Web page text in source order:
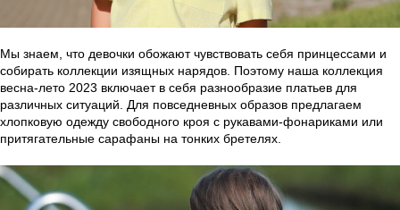
Мы знаем, что девочки обожают чувствовать себя принцессами и
собирать коллекции изящных нарядов. Поэтому наша коллекция
весна-лето 2023 включает в себя разнообразие платьев для
различных ситуаций. Для повседневных образов предлагаем
хлопковую одежду свободного кроя с рукавами-фонариками или
притягательные сарафаны на тонких бретелях.